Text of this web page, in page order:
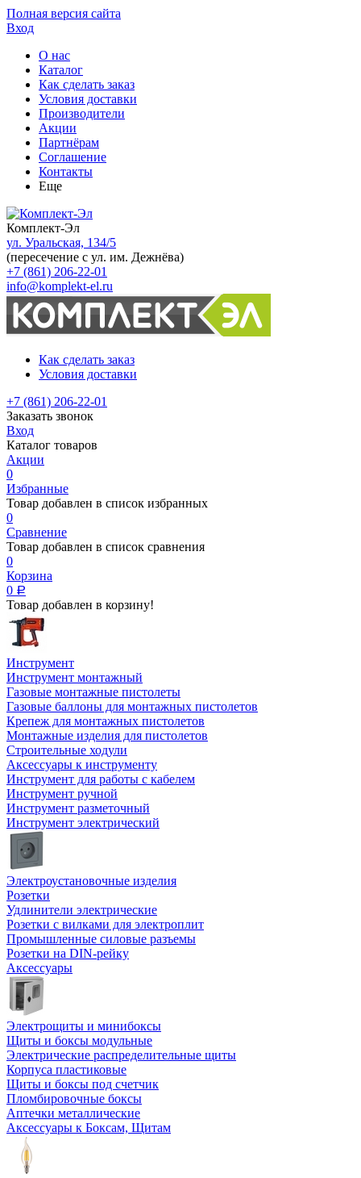
Полная версия сайта
Вход
О нас
Каталог
Как сделать заказ
Условия доставки
Производители
Акции
Партнёрам
Соглашение
Контакты
Еще
Комплект-Эл
ул. Уральская, 134/5
(пересечение с ул. им. Дежнёва)
+7 (861) 206-22-01
info@komplekt-el.ru
Как сделать заказ
Условия доставки
+7 (861) 206-22-01
Заказать звонок
Вход
Каталог товаров
Акции
0
Избранные
Товар добавлен в список избранных
0
Сравнение
Товар добавлен в список сравнения
0
Корзина
0 Р
Товар добавлен в корзину!
Инструмент
Инструмент монтажный
Газовые монтажные пистолеты
Газовые баллоны для монтажных пистолетов
Крепеж для монтажных пистолетов
Монтажные изделия для пистолетов
Строительные ходули
Аксессуары к инструменту
Инструмент для работы с кабелем
Инструмент ручной
Инструмент разметочный
Инструмент электрический
Электроустановочные изделия
Розетки
Удлинители электрические
Розетки с вилками для электроплит
Промышленные силовые разъемы
Розетки на DIN-рейку
Аксессуары
Электрощиты и минибоксы
Щиты и боксы модульные
Электрические распределительные щиты
Корпуса пластиковые
Щиты и боксы под счетчик
Пломбировочные боксы
Аптечки металлические
Аксессуары к Боксам, Щитам